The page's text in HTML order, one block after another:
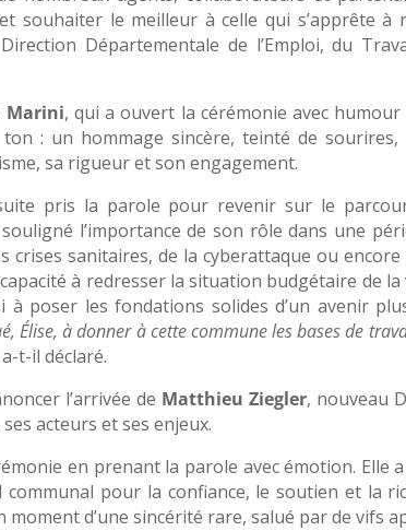
souhaiter le meilleur à celle qui s’apprête à
Départementale de l’Emploi, du
Marini, qui a ouvert la cérémonie avec humour
: un hommage sincère, teinté de sourires,
sa rigueur et son engagement.
pris la parole pour revenir sur le
l’importance de son rôle dans une
crises sanitaires, de la cyberattaque ou
à redresser la situation budgétaire de la
à poser les fondations solides d’un avenir
Élise, à donner à cette commune les bases de
a-t-il déclaré.
l’arrivée de Matthieu Ziegler, nouveau
acteurs et ses enjeux.
en prenant la parole avec émotion. Elle
communal pour la confiance, le soutien et la
moment d’une sincérité rare, salué par de vifs